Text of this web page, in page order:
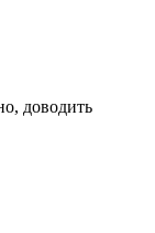
доводить